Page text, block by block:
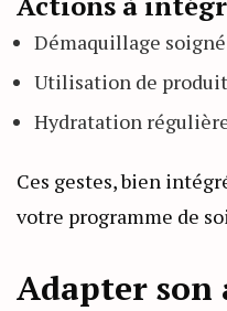
Démaquillage
Utilisation de
Hydratation
Ces gestes, bien
votre programme de
Adapter